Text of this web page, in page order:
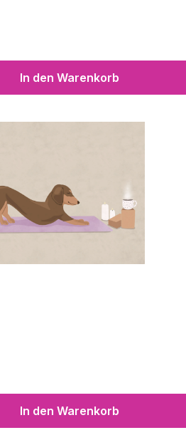
In den Warenkorb
In den Warenkorb